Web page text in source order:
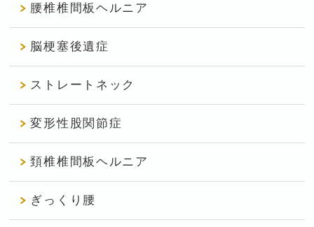
腰椎椎間板ヘルニア
脳梗塞後遺症
ストレートネック
変形性股関節症
頚椎椎間板ヘルニア
ぎっくり腰